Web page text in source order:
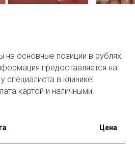
на основные позиции в рублях.
предоставляется на
специалиста в клинике!
картой и наличными.
Цена